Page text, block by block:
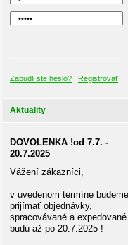
Zabudli ste heslo? | Registrovať
Aktuality
DOVOLENKA !od 7.7. -
20.7.2025
Vážení zákazníci,
v uvedenom termíne budeme
prijímať objednávky,
spracovávané a expedované
budú až po 20.7.2025 !